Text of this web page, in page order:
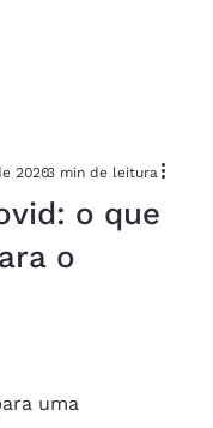
o que
o
20203 min de leitura
uma